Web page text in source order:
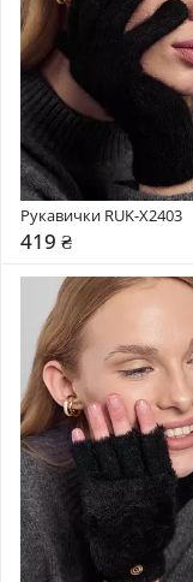
Рукавички RUK-X2403
419 ₴